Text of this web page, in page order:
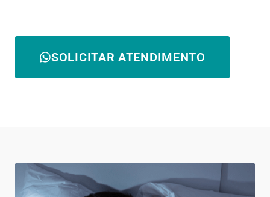
SOLICITAR ATENDIMENTO